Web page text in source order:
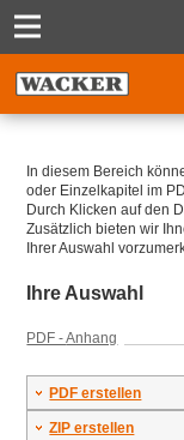
In diesem Bereich
oder Einzelkapitel im
Durch Klicken auf den
Zusätzlich bieten wir
Ihrer Auswahl
Ihre Auswahl
Anhang
PDF erstellen
ZIP erstellen